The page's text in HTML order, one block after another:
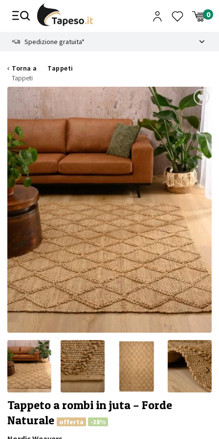
Spedizione gratuita*
Torna a
Tappeti
Tappeti
Tappeto a rombi in juta – Forde
Naturale
offerta -38%